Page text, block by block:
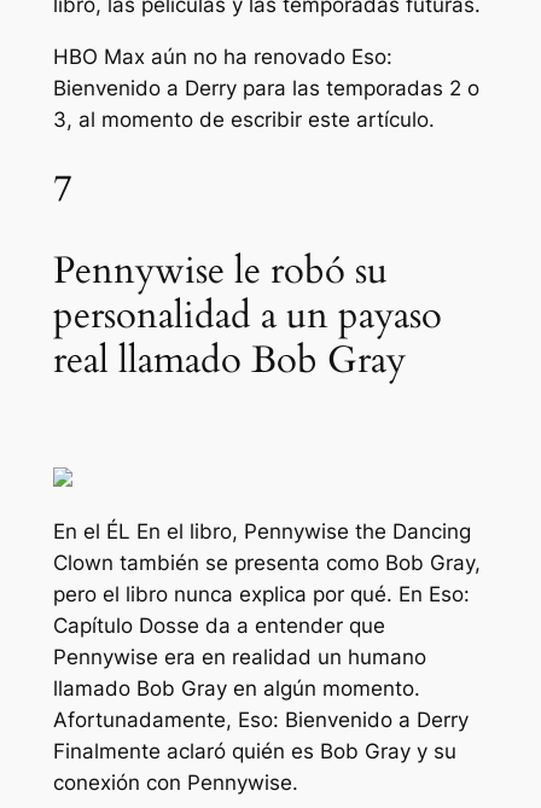
libro, las películas y las temporadas futuras.
HBO Max aún no ha renovado Eso:
Bienvenido a Derry para las temporadas 2 o
3, al momento de escribir este artículo.
7
Pennywise le robó su
personalidad a un payaso
real llamado Bob Gray
En el ÉL En el libro, Pennywise the Dancing
Clown también se presenta como Bob Gray,
pero el libro nunca explica por qué. En Eso:
Capítulo Dosse da a entender que
Pennywise era en realidad un humano
llamado Bob Gray en algún momento.
Afortunadamente, Eso: Bienvenido a Derry
Finalmente aclaró quién es Bob Gray y su
conexión con Pennywise.